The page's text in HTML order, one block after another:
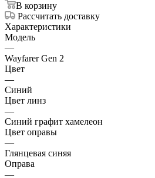
В корзину
Рассчитать доставку
Характеристики
Модель
—
Wayfarer Gen 2
Цвет
—
Синий
Цвет линз
—
Синий графит хамелеон
Цвет оправы
—
Глянцевая синяя
Оправа
—